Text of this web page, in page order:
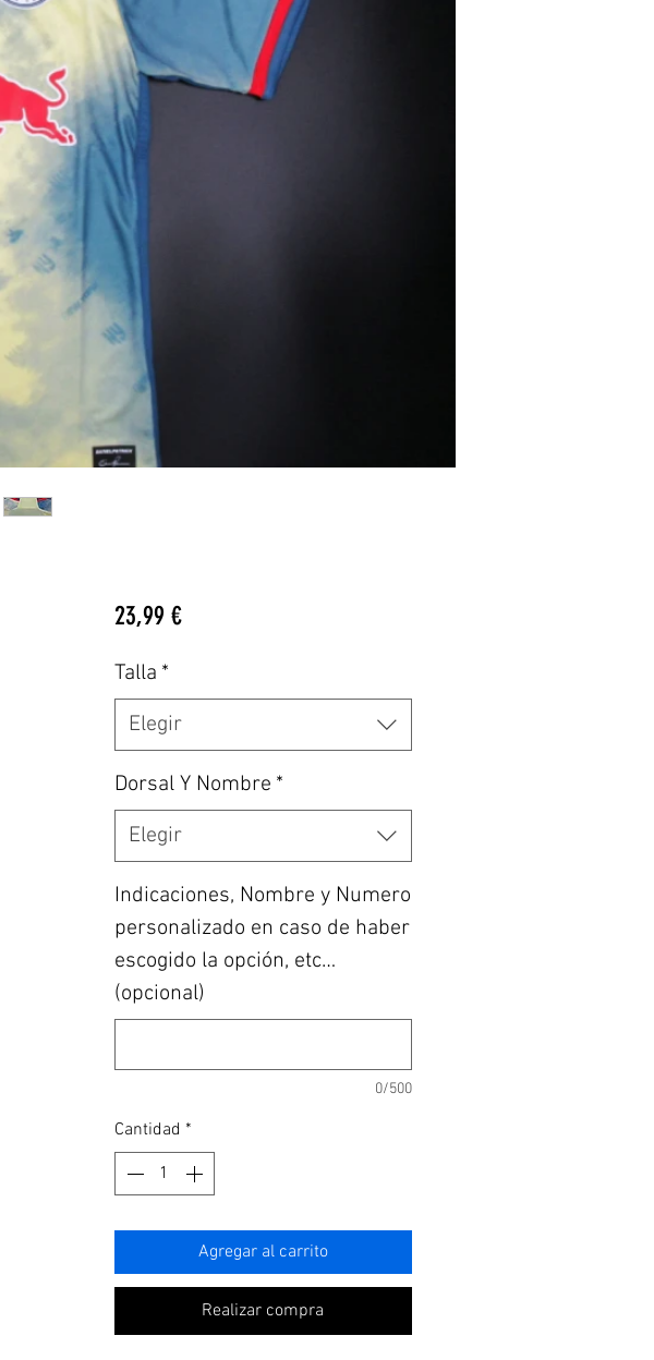
23,99 €Precio
Talla *
Elegir
Dorsal Y Nombre *
Elegir
Indicaciones, Nombre y Numero
personalizado en caso de haber
escogido la opción, etc…
(opcional)
0/500
Cantidad *
Agregar al carrito
Realizar compra